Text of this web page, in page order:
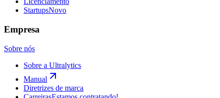
StartupsNovo
Empresa
Sobre nós
Sobre a Ultralytics
Manual
Diretrizes de marca